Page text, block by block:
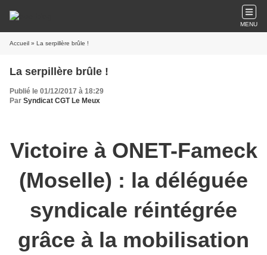
MENU
Accueil » La serpillère brûle !
La serpillère brûle !
Publié le 01/12/2017 à 18:29
Par Syndicat CGT Le Meux
Victoire à ONET-Fameck
(Moselle) : la déléguée
syndicale réintégrée
grâce à la mobilisation